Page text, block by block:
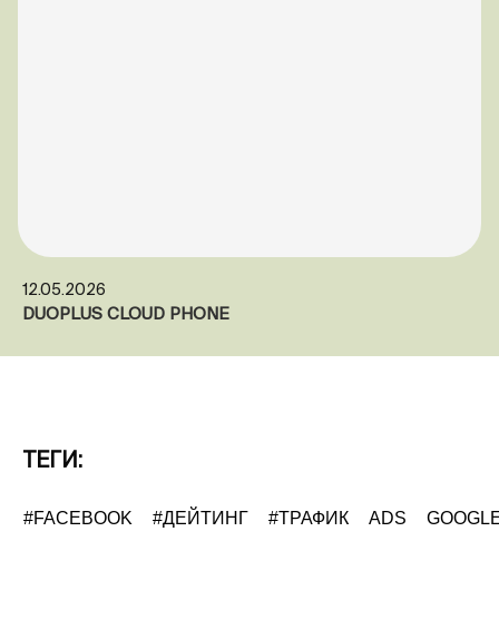
12.05.2026
DUOPLUS CLOUD PHONE
ТЕГИ:
#FACEBOOK #ДЕЙТИНГ #ТРАФИК ADS